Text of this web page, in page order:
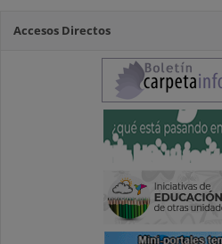
Accesos Directos